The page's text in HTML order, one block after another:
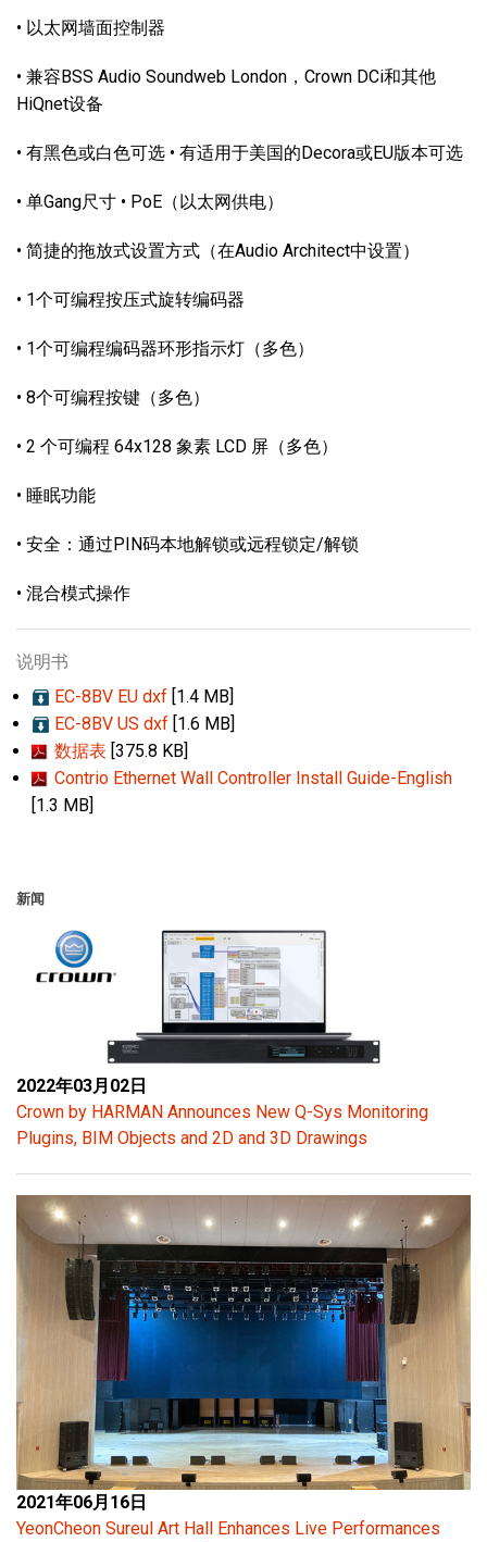
• 以太网墙面控制器
• 兼容BSS Audio Soundweb London，Crown DCi和其他
HiQnet设备
• 有黑色或白色可选 • 有适用于美国的Decora或EU版本可选
• 单Gang尺寸 • PoE（以太网供电）
• 简捷的拖放式设置方式（在Audio Architect中设置）
• 1个可编程按压式旋转编码器
• 1个可编程编码器环形指示灯（多色）
• 8个可编程按键（多色）
• 2 个可编程 64x128 象素 LCD 屏（多色）
• 睡眠功能
• 安全：通过PIN码本地解锁或远程锁定/解锁
• 混合模式操作
说明书
EC-8BV EU dxf [1.4 MB]
EC-8BV US dxf [1.6 MB]
数据表 [375.8 KB]
Contrio Ethernet Wall Controller Install Guide-English
[1.3 MB]
新闻
2022年03月02日
Crown by HARMAN Announces New Q-Sys Monitoring
Plugins, BIM Objects and 2D and 3D Drawings
2021年06月16日
YeonCheon Sureul Art Hall Enhances Live Performances